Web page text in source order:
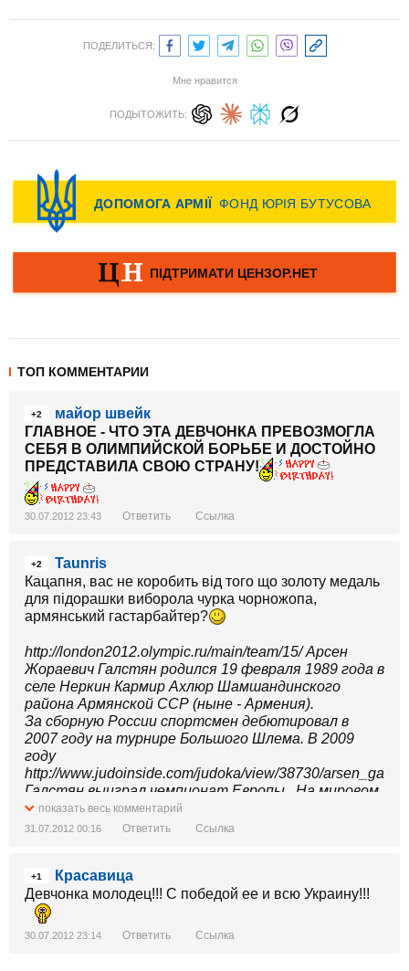
ПОДЕЛИТЬСЯ:
Мне нравится
ПОДЫТОЖИТЬ:
ТОП КОММЕНТАРИИ
+2
майор швейк
ГЛАВНОЕ - ЧТО ЭТА ДЕВЧОНКА ПРЕВОЗМОГЛА
СЕБЯ В ОЛИМПИЙСКОЙ БОРЬБЕ И ДОСТОЙНО
ПРЕДСТАВИЛА СВОЮ СТРАНУ!
30.07.2012 23:43 Ответить Ссылка
+2
Taunris
Кацапня, вас не коробить від того що золоту медаль
для підорашки виборола чурка чорножопа,
армянський гастарбайтер?
http://london2012.olympic.ru/main/team/15/ Арсен
Жораевич Галстян родился 19 февраля 1989 года в
селе Неркин Кармир Ахлюр Шамшандинского
района Армянской ССР (ныне - Армения).
За сборную России спортсмен дебютировал в
2007 году на турнире Большого Шлема. В 2009
году
http://www.judoinside.com/judoka/view/38730/
Галстян выиграл чемпионат Европы . На мировом
первенстве 2010 года, проходившем в Бразилии,
Галстян http://www.forma01.ru/lica/54-nashi-geroi/416-
показать весь комментарий
31.07.2012 00:16 Ответить Ссылка
+1
Красавица
Девчонка молодец!!! С победой ее и всю Украину!!!
30.07.2012 23:14 Ответить Ссылка